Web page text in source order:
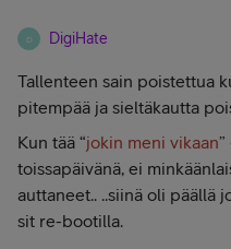
D DigiHate
Tallenteen sain poistettua
pitempää ja sieltäkautta
Kun tää “jokin meni vikaan
toissapäivänä, ei
auttaneet.. ..siinä oli päällä
sit re-bootilla.